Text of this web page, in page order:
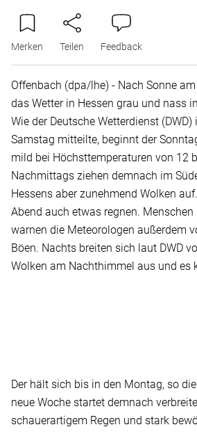
Merken Teilen Feedback
Offenbach (dpa/lhe) - Nach Sonne
das Wetter in Hessen grau und nass
Wie der Deutsche Wetterdienst
Samstag mitteilte, beginnt der
mild bei Höchsttemperaturen von 12
Nachmittags ziehen demnach im
Hessens aber zunehmend Wolken
Abend auch etwas regnen. Menschen
warnen die Meteorologen außerdem
Böen. Nachts breiten sich laut DWD
Wolken am Nachthimmel aus und es
Der hält sich bis in den Montag, so
neue Woche startet demnach
schauerartigem Regen und stark